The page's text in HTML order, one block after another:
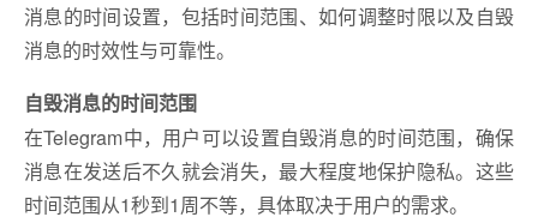
消息的时间设置，包括时间范围、如何调整时限以及自毁
消息的时效性与可靠性。
自毁消息的时间范围
在Telegram中，用户可以设置自毁消息的时间范围，确保
消息在发送后不久就会消失，最大程度地保护隐私。这些
时间范围从1秒到1周不等，具体取决于用户的需求。